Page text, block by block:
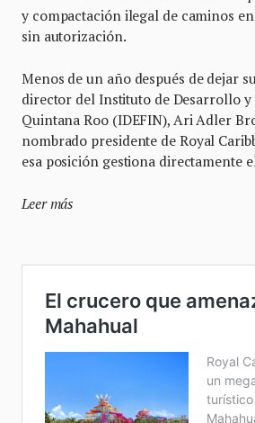
y compactación ilegal de caminos
sin autorización.
Menos de un año después de dejar
director del Instituto de Desarrollo
Quintana Roo (IDEFIN), Ari Adler
nombrado presidente de Royal
esa posición gestiona directamente
Leer más